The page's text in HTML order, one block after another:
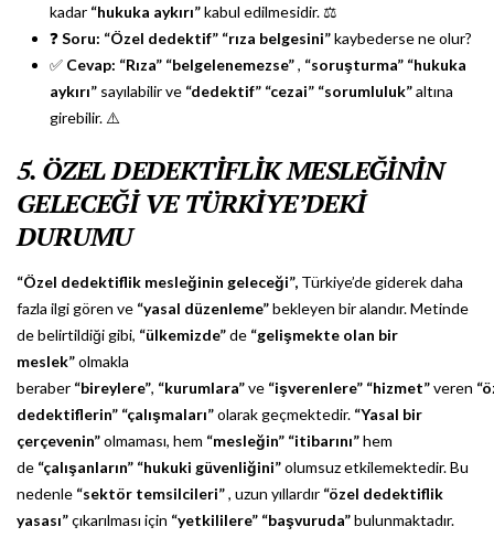
kadar “hukuka aykırı”kabul edilmesidir. ⚖️
❓Soru: “Özel dedektif” “rıza belgesini”kaybederse ne olur?
✅ Cevap: “Rıza” “belgelenemezse”, “soruşturma” “hukuka
aykırı” sayılabilir ve “dedektif” “cezai” “sorumluluk”altına
girebilir. ⚠️
5. ÖZEL DEDEKTİFLİK MESLEĞİNİN
GELECEĞİ VE TÜRKİYE’DEKİ
DURUMU
“Özel dedektiflik mesleğinin geleceği”, Türkiye’de giderek daha
fazla ilgi gören ve “yasal düzenleme”bekleyen bir alandır. Metinde
de belirtildiği gibi, “ülkemizde”de “gelişmekte olan bir
meslek”olmakla
beraber “bireylere”, “kurumlara”ve “işverenlere” “hizmet”veren
dedektiflerin” “çalışmaları”olarak geçmektedir. “Yasal bir
çerçevenin”olmaması, hem “mesleğin” “itibarını”hem
de “çalışanların” “hukuki güvenliğini”olumsuz etkilemektedir. Bu
nedenle “sektör temsilcileri”, uzun yıllardır “özel dedektiflik
yasası”çıkarılması için “yetkililere” “başvuruda”bulunmaktadır.